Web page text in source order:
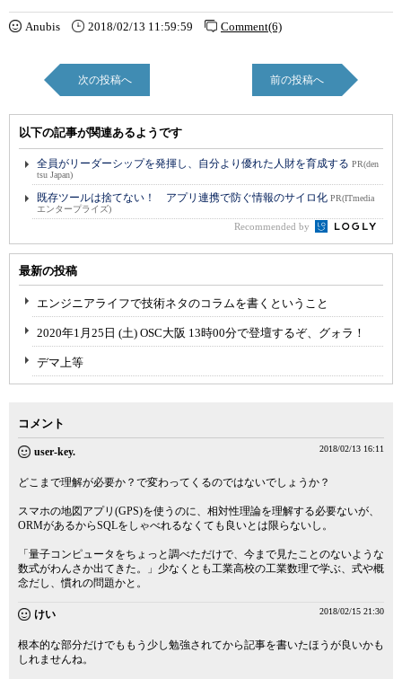
Anubis 2018/02/13 11:59:59 Comment(6)
次の投稿へ 前の投稿へ
以下の記事が関連あるようです
全員がリーダーシップを発揮し、自分より優れた人財を育成する PR(den
tsu Japan)
既存ツールは捨てない！ アプリ連携で防ぐ情報のサイロ化 PR(ITmedia
エンタープライズ)
Recommended by
最新の投稿
エンジニアライフで技術ネタのコラムを書くということ
2020年1月25日 (土) OSC大阪 13時00分で登壇するぞ、グォラ！
デマ上等
コメント
user-key. 2018/02/13 16:11
どこまで理解が必要か？で変わってくるのではないでしょうか？
スマホの地図アプリ(GPS)を使うのに、相対性理論を理解する必要ないが、
ORMがあるからSQLをしゃべれるなくても良いとは限らないし。
「量子コンピュータをちょっと調べただけで、今まで見たことのないような
数式がわんさか出てきた。」少なくとも工業高校の工業数理で学ぶ、式や概
念だし、慣れの問題かと。
けい 2018/02/15 21:30
根本的な部分だけでももう少し勉強されてから記事を書いたほうが良いかも
しれませんね。